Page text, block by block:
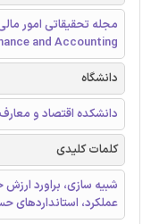
and Accounting
دانشگاه
دانشکده اقتصاد و
کلمات کلیدی
شبیه سازی، براورد
عملکرد، استانداردهای